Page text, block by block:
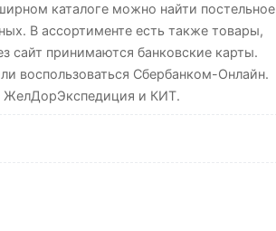
каталоге можно найти постельное
В ассортименте есть также товары,
сайт принимаются банковские карты.
воспользоваться Сбербанком-Онлайн.
ЖелДорЭкспедиция и КИТ.